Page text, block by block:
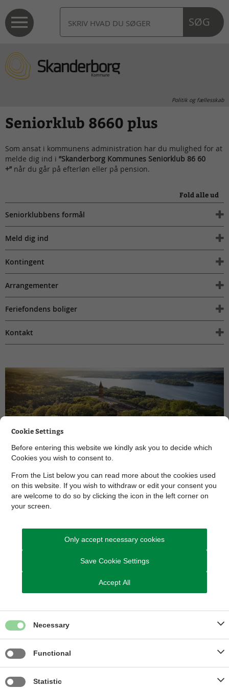
SØG
Politik og fællesskab
Seniorklub 8660 plus
Som ansat i kommunens administration har du mulighed for at
melde dig ind i ”Skanderborg Kommunes Seniorklub 86 60
+” når du går på efterløn eller på pension.
Fold alle ud
Seniorklubbens formål
Meld dig ind
Kontingent
Arrangementer
Feriefondens boliger
Kontakt
Kontakt HR-Staben
Send Digital Post til HR-Staben
Telefon 8794 7000
Vi har åben på telefonen
Mandag, tirsdag og onsdag: kl. 09.00 - 13.00
Torsdag: kl. 13.00 - 17.00
Cookie Settings
Before entering this website we kindly ask you to decide which
Cookies you wish to consent to.
From the List below you can read more about the cookies used
on this website. If you wish to withdraw or edit your consent you
are welcome to do so by clicking the icon in the left corner on
your screen.
Only accept necessary cookies
Save Cookie Settings
Accept All
Necessary
Functional
Statistic